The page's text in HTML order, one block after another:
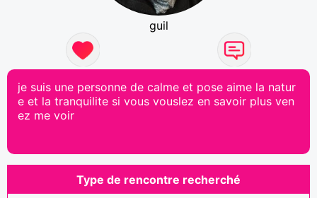
guil
je suis une personne de calme et pose aime la natur
e et la tranquilite si vous vouslez en savoir plus ven
ez me voir
Type de rencontre recherché